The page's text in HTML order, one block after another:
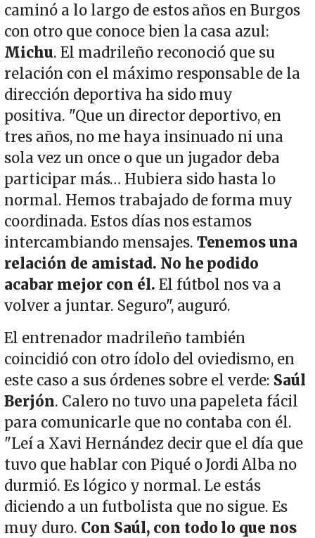
caminó a lo largo de estos años en Burgos
con otro que conoce bien la casa azul:
Michu. El madrileño reconoció que su
relación con el máximo responsable de la
dirección deportiva ha sido muy
positiva. "Que un director deportivo, en
tres años, no me haya insinuado ni una
sola vez un once o que un jugador deba
participar más… Hubiera sido hasta lo
normal. Hemos trabajado de forma muy
coordinada. Estos días nos estamos
intercambiando mensajes. Tenemos una
relación de amistad. No he podido
acabar mejor con él. El fútbol nos va a
volver a juntar. Seguro", auguró.
El entrenador madrileño también
coincidió con otro ídolo del oviedismo, en
este caso a sus órdenes sobre el verde: Saúl
Berjón. Calero no tuvo una papeleta fácil
para comunicarle que no contaba con él.
"Leí a Xavi Hernández decir que el día que
tuvo que hablar con Piqué o Jordi Alba no
durmió. Es lógico y normal. Le estás
diciendo a un futbolista que no sigue. Es
muy duro. Con Saúl, con todo lo que nos